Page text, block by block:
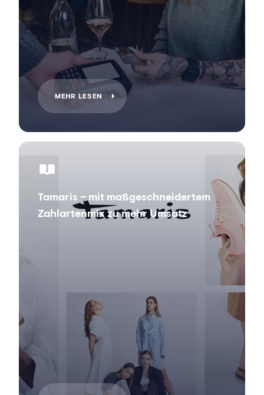
MEHR LESEN
Tamaris – mit maßgeschneidertem
Zahlartenmix zu mehr Umsatz